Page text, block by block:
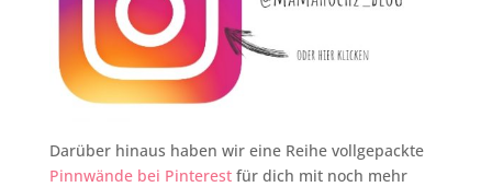
Darüber hinaus haben wir eine Reihe vollgepackte
Pinnwände bei Pinterestfür dich mit noch mehr